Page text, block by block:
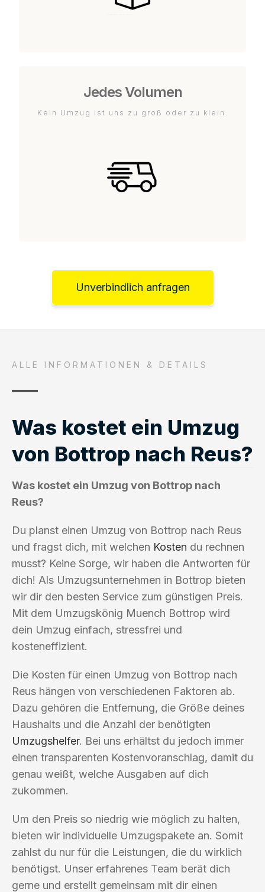
Jedes Volumen
Kein Umzug ist uns zu groß oder zu klein.
Unverbindlich anfragen
ALLE INFORMATIONEN & DETAILS
Was kostet ein Umzug
von Bottrop nach Reus?
Was kostet ein Umzug von Bottrop nach
Reus?
Du planst einen Umzug von Bottrop nach Reus
und fragst dich, mit welchen Kosten du rechnen
musst? Keine Sorge, wir haben die Antworten für
dich! Als Umzugsunternehmen in Bottrop bieten
wir dir den besten Service zum günstigen Preis.
Mit dem Umzugskönig Muench Bottrop wird
dein Umzug einfach, stressfrei und
kosteneffizient.
Die Kosten für einen Umzug von Bottrop nach
Reus hängen von verschiedenen Faktoren ab.
Dazu gehören die Entfernung, die Größe deines
Haushalts und die Anzahl der benötigten
Umzugshelfer. Bei uns erhältst du jedoch immer
einen transparenten Kostenvoranschlag, damit du
genau weißt, welche Ausgaben auf dich
zukommen.
Um den Preis so niedrig wie möglich zu halten,
bieten wir individuelle Umzugspakete an. Somit
zahlst du nur für die Leistungen, die du wirklich
benötigst. Unser erfahrenes Team berät dich
gerne und erstellt gemeinsam mit dir einen